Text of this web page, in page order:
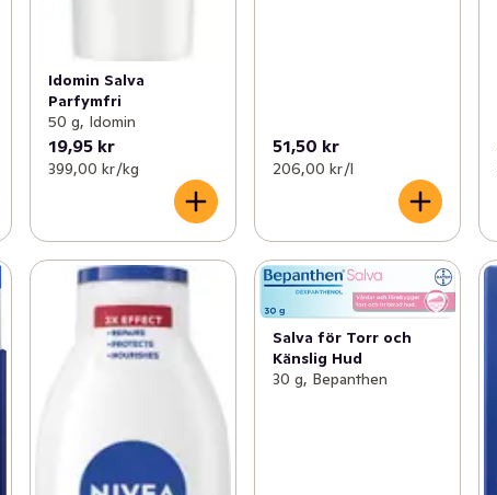
Idomin Salva
Parfymfri
50 g, Idomin
19,95 kr
399,00 kr /kg
51,50 kr
206,00 kr /l
Salva för Torr och
Känslig Hud
30 g, Bepanthen